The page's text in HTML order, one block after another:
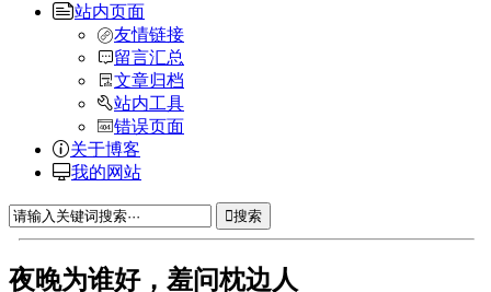
站内页面
友情链接
留言汇总
文章归档
站内工具
错误页面
关于博客
我的网站
搜索
夜晚为谁好，羞问枕边人